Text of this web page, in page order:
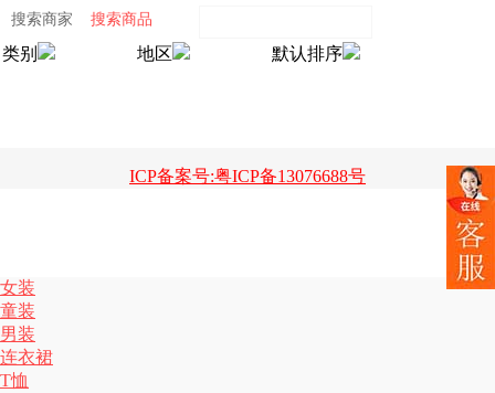
搜索商家 搜索商品
类别 地区 默认排序
ICP备案号:粤ICP备13076688号
女装
童装
男装
连衣裙
T恤